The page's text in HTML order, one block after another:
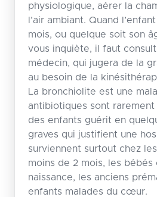
physiologique, aérer la
l’air ambiant. Quand
mois, ou quelque soit son
vous inquiète, il faut
médecin, qui jugera de la
au besoin de la
La bronchiolite est une
antibiotiques sont
des enfants guérit en
graves qui justifient une
surviennent surtout chez
moins de 2 mois, les
naissance, les anciens
enfants malades du cœur.